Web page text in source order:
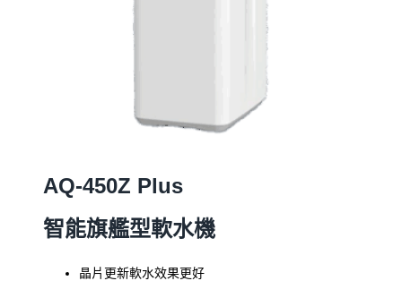
AQ-450Z Plus
智能旗艦型軟水機
晶片更新軟水效果更好